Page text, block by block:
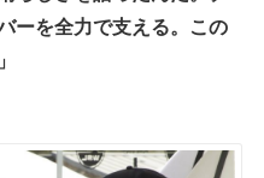
ーを全力で支える。この